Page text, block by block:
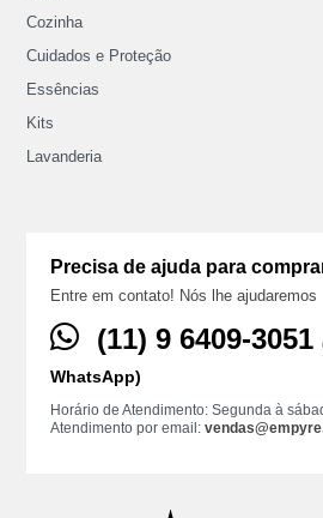
Cozinha
Cuidados e Proteção
Essências
Kits
Lavanderia
Precisa de ajuda para
Entre em contato! Nós lhe ajudaremos
(11) ‪9 6409‑3051
WhatsApp)
Horário de Atendimento: Segunda à
Atendimento por email: